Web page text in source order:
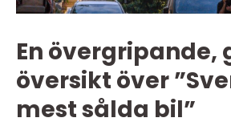
En övergripande,
översikt över
mest sålda bil”